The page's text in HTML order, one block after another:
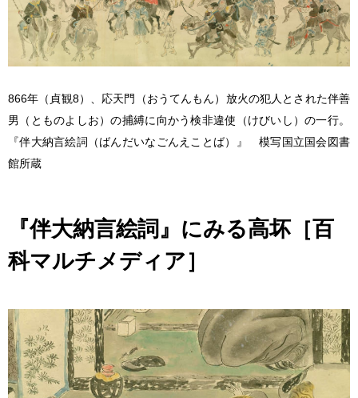
866年（貞観8）、応天門（おうてんもん）放火の犯人とされた伴善
男（とものよしお）の捕縛に向かう検非違使（けびいし）の一行。
『伴大納言絵詞（ばんだいなごんえことば）』 模写国立国会図書
館所蔵
『伴大納言絵詞』にみる高坏［百
科マルチメディア］